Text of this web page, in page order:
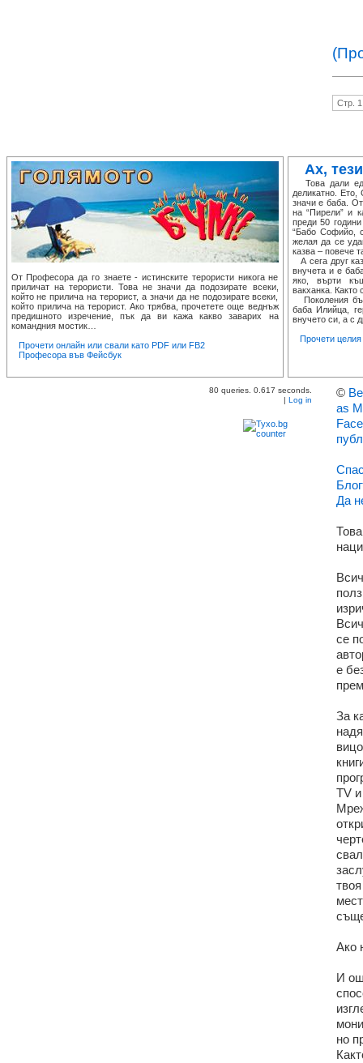
Стр. 1
От Професора да го знаете - истинските терористи никога не
приличат на терористи. Това не значи да подозирате всеки,
който не прилича на терорист, а значи да не подозирате всеки,
който прилича на терорист. Ако трябва, прочетете още веднъж
предишното изречение, пък да ви кажа какво заварих на
командния мостик…
Прочети онлайн или свали като PDF или FB2
Професора във Фейсбук
Ах,
Това дали
деликатно.
значи е баба.
на “Пирели” и
преди 50
“Бабо Софийо,
желая да се
казва – повече
А сега друг
внучета и е
яко, върти
вакханка. Както
Поколения
баба Илийца,
внучето си, а с
Прочети целия
80 queries. 0.617 seconds.
| Log in
©
as
Да
се
е
За
TV
Ако
И
но